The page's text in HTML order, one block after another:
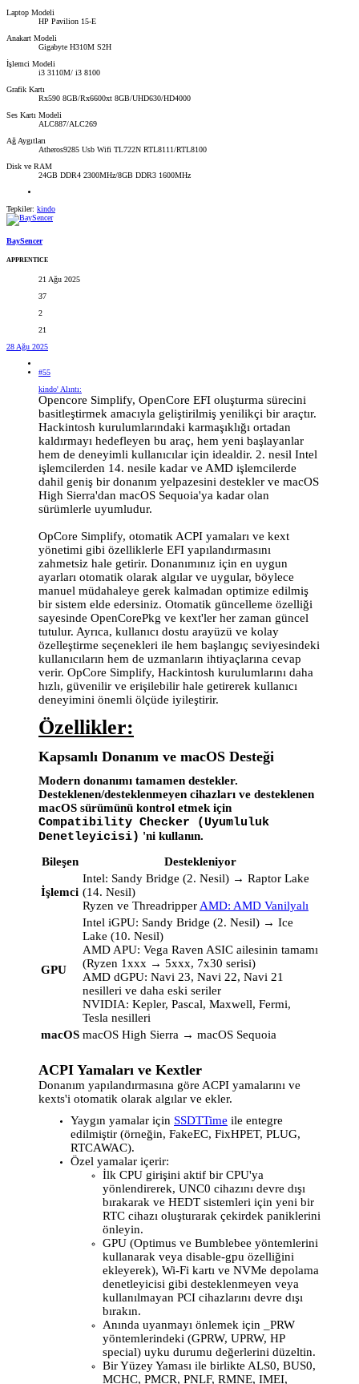
Laptop Modeli
HP Pavilion 15-E
Anakart Modeli
Gigabyte H310M S2H
İşlemci Modeli
i3 3110M/ i3 8100
Grafik Kartı
Rx590 8GB/Rx6600xt 8GB/UHD630/HD4000
Ses Kartı Modeli
ALC887/ALC269
Ağ Aygıtları
Atheros9285 Usb Wifi TL722N RTL8111/RTL8100
Disk ve RAM
24GB DDR4 2300MHz/8GB DDR3 1600MHz
Tepkiler: kindo
BaySencer
APPRENTICE
21 Ağu 2025
37
2
21
28 Ağu 2025
#55
kindo' Alıntı:
Opencore Simplify, OpenCore EFI oluşturma sürecini
basitleştirmek amacıyla geliştirilmiş yenilikçi bir araçtır.
Hackintosh kurulumlarındaki karmaşıklığı ortadan
kaldırmayı hedefleyen bu araç, hem yeni başlayanlar
hem de deneyimli kullanıcılar için idealdir. 2. nesil Intel
işlemcilerden 14. nesile kadar ve AMD işlemcilerde
dahil geniş bir donanım yelpazesini destekler ve macOS
High Sierra'dan macOS Sequoia'ya kadar olan
sürümlerle uyumludur.
OpCore Simplify, otomatik ACPI yamaları ve kext
yönetimi gibi özelliklerle EFI yapılandırmasını
zahmetsiz hale getirir. Donanımınız için en uygun
ayarları otomatik olarak algılar ve uygular, böylece
manuel müdahaleye gerek kalmadan optimize edilmiş
bir sistem elde edersiniz. Otomatik güncelleme özelliği
sayesinde OpenCorePkg ve kext'ler her zaman güncel
tutulur. Ayrıca, kullanıcı dostu arayüzü ve kolay
özelleştirme seçenekleri ile hem başlangıç seviyesindeki
kullanıcıların hem de uzmanların ihtiyaçlarına cevap
verir. OpCore Simplify, Hackintosh kurulumlarını daha
hızlı, güvenilir ve erişilebilir hale getirerek kullanıcı
deneyimini önemli ölçüde iyileştirir.
Özellikler:
Kapsamlı Donanım ve macOS Desteği
Modern donanımı tamamen destekler.
Desteklenen/desteklenmeyen cihazları ve desteklenen
macOS sürümünü kontrol etmek için
Compatibility Checker (Uyumluluk
Denetleyicisi) 'ni kullanın.
Bileşen
Destekleniyor
İşlemci
Intel: Sandy Bridge (2. Nesil) → Raptor Lake
(14. Nesil)
Ryzen ve Threadripper AMD: AMD Vanilyalı
GPU
Intel iGPU: Sandy Bridge (2. Nesil) → Ice
Lake (10. Nesil)
AMD APU: Vega Raven ASIC ailesinin tamamı
(Ryzen 1xxx → 5xxx, 7x30 serisi)
AMD dGPU: Navi 23, Navi 22, Navi 21
nesilleri ve daha eski seriler
NVIDIA: Kepler, Pascal, Maxwell, Fermi,
Tesla nesilleri
macOS macOS High Sierra → macOS Sequoia
ACPI Yamaları ve Kextler
Donanım yapılandırmasına göre ACPI yamalarını ve
kexts'i otomatik olarak algılar ve ekler.
Yaygın yamalar için SSDTTime ile entegre
edilmiştir (örneğin, FakeEC, FixHPET, PLUG,
RTCAWAC).
Özel yamalar içerir:
İlk CPU girişini aktif bir CPU'ya
yönlendirerek, UNC0 cihazını devre dışı
bırakarak ve HEDT sistemleri için yeni bir
RTC cihazı oluşturarak çekirdek paniklerini
önleyin.
GPU (Optimus ve Bumblebee yöntemlerini
kullanarak veya disable-gpu özelliğini
ekleyerek), Wi-Fi kartı ve NVMe depolama
denetleyicisi gibi desteklenmeyen veya
kullanılmayan PCI cihazlarını devre dışı
bırakın.
Anında uyanmayı önlemek için _PRW
yöntemlerindeki (GPRW, UPRW, HP
special) uyku durumu değerlerini düzeltin.
Bir Yüzey Yaması ile birlikte ALS0, BUS0,
MCHC, PMCR, PNLF, RMNE, IMEI,